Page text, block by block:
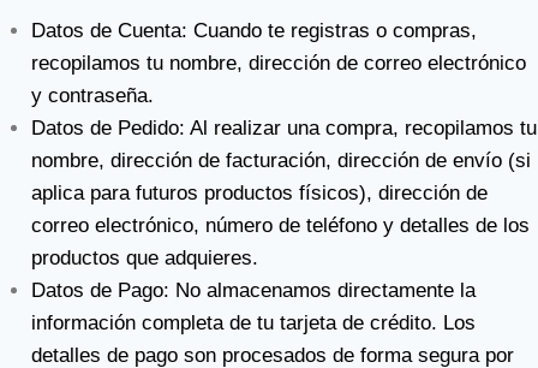
Datos de Cuenta: Cuando te registras o compras,
recopilamos tu nombre, dirección de correo electrónico
y contraseña.
Datos de Pedido: Al realizar una compra, recopilamos tu
nombre, dirección de facturación, dirección de envío (si
aplica para futuros productos físicos), dirección de
correo electrónico, número de teléfono y detalles de los
productos que adquieres.
Datos de Pago: No almacenamos directamente la
información completa de tu tarjeta de crédito. Los
detalles de pago son procesados de forma segura por